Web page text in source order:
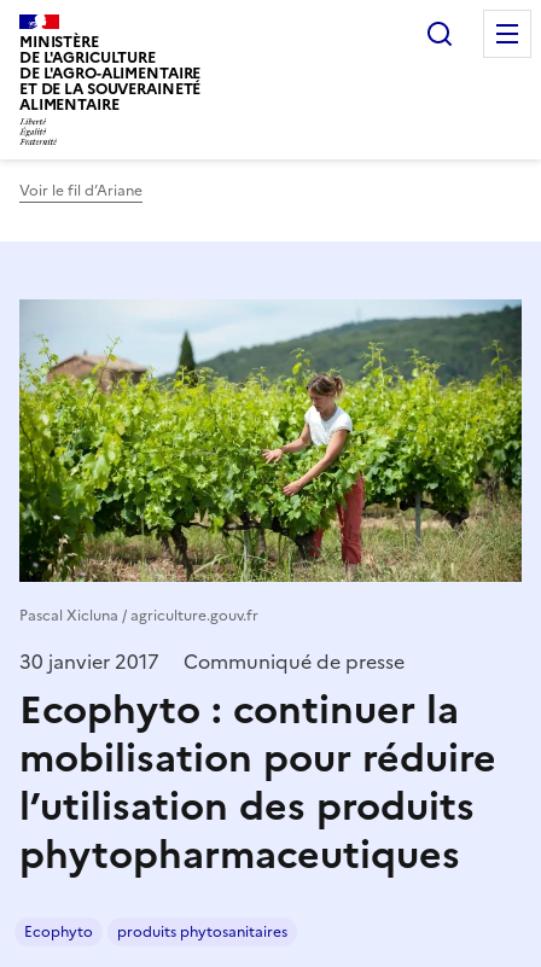
MINISTÈRE
DE L'AGRICULTURE
DE L'AGRO-ALIMENTAIRE
ET DE LA SOUVERAINETÉ
ALIMENTAIRE
Voir le fil d’Ariane
Pascal Xicluna / agriculture.gouv.fr
30 janvier 2017 Communiqué de presse
Ecophyto : continuer la
mobilisation pour réduire
l’utilisation des produits
phytopharmaceutiques
Ecophyto produits phytosanitaires